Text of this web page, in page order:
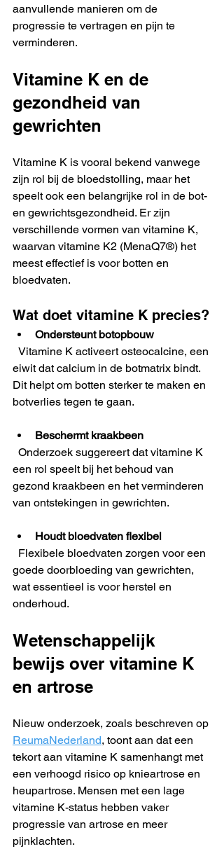
aanvullende manieren om de
progressie te vertragen en pijn te
verminderen.
Vitamine K en de
gezondheid van
gewrichten
Vitamine K is vooral bekend vanwege
zijn rol bij de bloedstolling, maar het
speelt ook een belangrijke rol in de bot-
en gewrichtsgezondheid. Er zijn
verschillende vormen van vitamine K,
waarvan vitamine K2 (MenaQ7®) het
meest effectief is voor botten en
bloedvaten.
Wat doet vitamine K precies?
Ondersteunt botopbouw
eiwit dat calcium in de botmatrix bindt.
Dit helpt om botten sterker te maken en
botverlies tegen te gaan.
Beschermt kraakbeen
een rol speelt bij het behoud van
gezond kraakbeen en het verminderen
van ontstekingen in gewrichten.
Houdt bloedvaten flexibel
goede doorbloeding van gewrichten,
wat essentieel is voor herstel en
onderhoud.
Wetenschappelijk
bewijs over vitamine K
en artrose
Nieuw onderzoek, zoals beschreven op
ReumaNederland, toont aan dat een
tekort aan vitamine K samenhangt met
een verhoogd risico op knieartrose en
heupartrose. Mensen met een lage
vitamine K-status hebben vaker
progressie van artrose en meer
pijnklachten.